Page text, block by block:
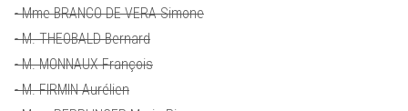
- Mme BRANCO DE VERA Simone
- M. THEOBALD Bernard
- M. MONNAUX François
- M. FIRMIN Aurélien